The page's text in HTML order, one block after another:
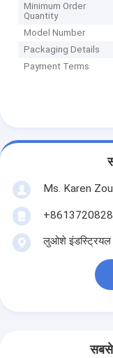
Minimum Order
Quantity
Model Number
Packaging Details
Payment Terms
Ms. Karen Zou
लुओशे इंडस्ट्रियल
सबसे